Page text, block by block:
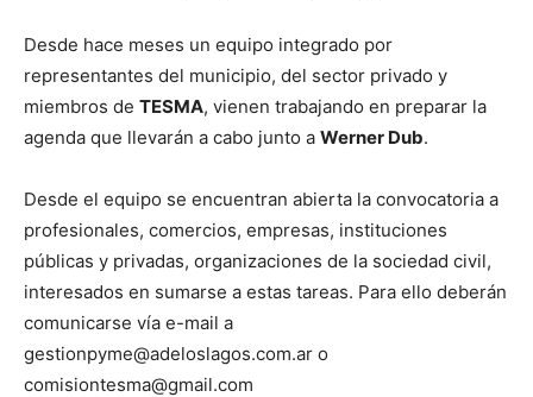
Desde hace meses un equipo integrado por
representantes del municipio, del sector privado y
miembros de TESMA, vienen trabajando en preparar la
agenda que llevarán a cabo junto a Werner Dub.
Desde el equipo se encuentran abierta la convocatoria a
profesionales, comercios, empresas, instituciones
públicas y privadas, organizaciones de la sociedad civil,
interesados en sumarse a estas tareas. Para ello deberán
comunicarse vía e-mail a
gestionpyme@adeloslagos.com.ar o
comisiontesma@gmail.com